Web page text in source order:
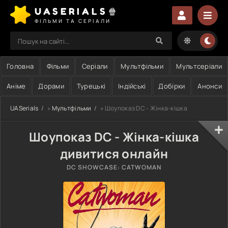
UASERIALS🍿
ФІЛЬМИ ТА СЕРІАЛИ
Головна Фільми Серіали Мультфільми Мультсеріали
Аніме Дорами Турецькі Індійські Добірки Анонси
UASerials » Мультфільми » Шоупоказ DC - Жінка-кішка
Шоупоказ DC - Жінка-кішка
дивитися онлайн
DC SHOWCASE: CATWOMAN